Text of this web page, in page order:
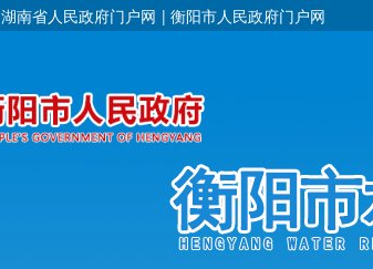
湖南省人民政府门户网 衡阳市人民政府门户网